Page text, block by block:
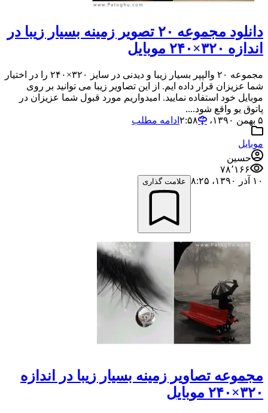
دانلود مجموعه ۲۰ تصویر زمینه بسیار زیبا در
اندازه ۳۲۰×۲۴۰ موبایل
مجموعه ۲۰ والپپر بسیار زیبا و دیدنی در سایز ۳۲۰×۲۴۰ را در اختیار
شما عزیزان قرار داده ایم. از این تصاویر زیبا می توانید بر روی
موبایل خود استفاده نمایید. امیدواریم مورد قبول شما عزیزان در
پاتوق یو واقع شود....
۵ بهمن ۱۳۹۰،‏ ۲:۵۸
ادامه مطلب
موبایل
حسین
۷۸٬۱۶۶
۱۰ آذر ۱۳۹۰،‏ ۸:۲۵
علامت گذاری
مجموعه تصاویر زمینه بسیار زیبا در اندازه
۳۲۰×۲۴۰ موبایل